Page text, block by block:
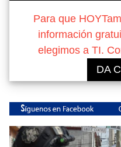
Para que
información
elegimos a TI.
DA